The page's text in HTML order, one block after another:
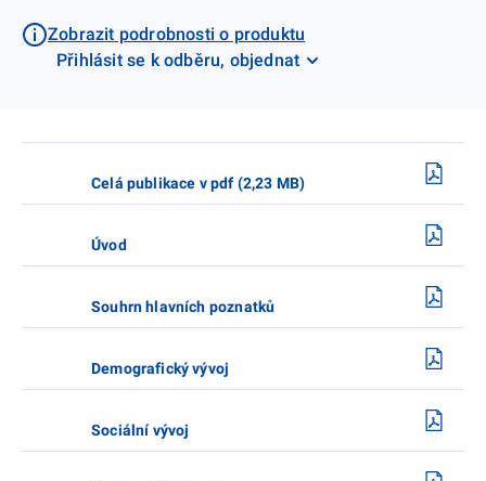
Zobrazit podrobnosti o produktu
Přihlásit se k odběru, objednat
Celá publikace v pdf (2,23 MB)
Úvod
Souhrn hlavních poznatků
Demografický vývoj
Sociální vývoj